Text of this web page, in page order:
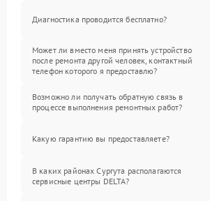
Диагностика проводится бесплатно?
Может ли вместо меня принять устройство
после ремонта другой человек, контактный
телефон которого я предоставлю?
Возможно ли получать обратную связь в
процессе выполнения ремонтных работ?
Какую гарантию вы предоставляете?
В каких районах Сургута располагаются
сервисные центры DELTA?